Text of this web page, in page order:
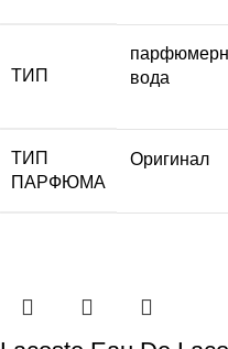
ТИП
вода
ТИП
ПАРФЮМА
Оригинал